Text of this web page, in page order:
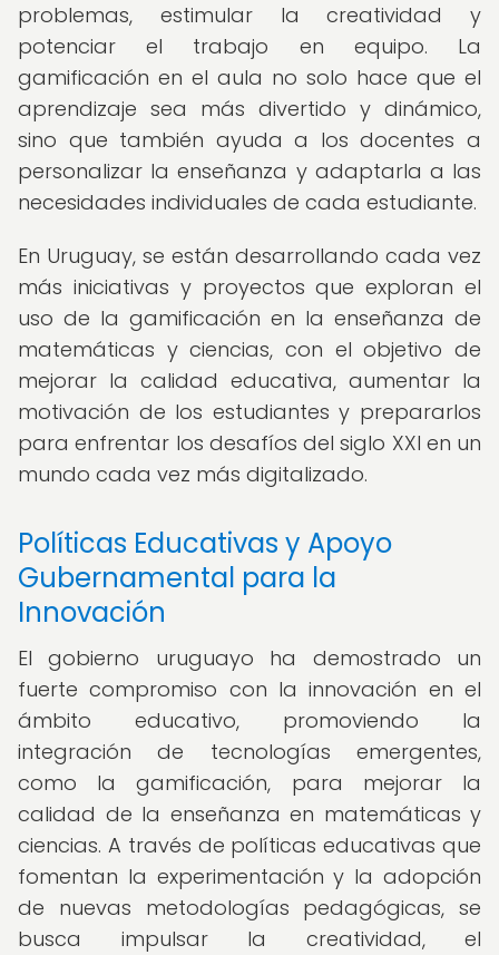
problemas, estimular la creatividad y
potenciar el trabajo en equipo. La
gamificación en el aula no solo hace que el
aprendizaje sea más divertido y dinámico,
sino que también ayuda a los docentes a
personalizar la enseñanza y adaptarla a las
necesidades individuales de cada estudiante.
En Uruguay, se están desarrollando cada vez
más iniciativas y proyectos que exploran el
uso de la gamificación en la enseñanza de
matemáticas y ciencias, con el objetivo de
mejorar la calidad educativa, aumentar la
motivación de los estudiantes y prepararlos
para enfrentar los desafíos del siglo XXI en un
mundo cada vez más digitalizado.
Políticas Educativas y Apoyo
Gubernamental para la
Innovación
El gobierno uruguayo ha demostrado un
fuerte compromiso con la innovación en el
ámbito educativo, promoviendo la
integración de tecnologías emergentes,
como la gamificación, para mejorar la
calidad de la enseñanza en matemáticas y
ciencias. A través de políticas educativas que
fomentan la experimentación y la adopción
de nuevas metodologías pedagógicas, se
busca impulsar la creatividad, el